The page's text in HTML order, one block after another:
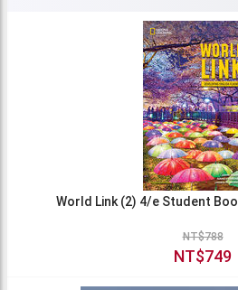
World Link (2) 4/e Student
NT$788
NT$749